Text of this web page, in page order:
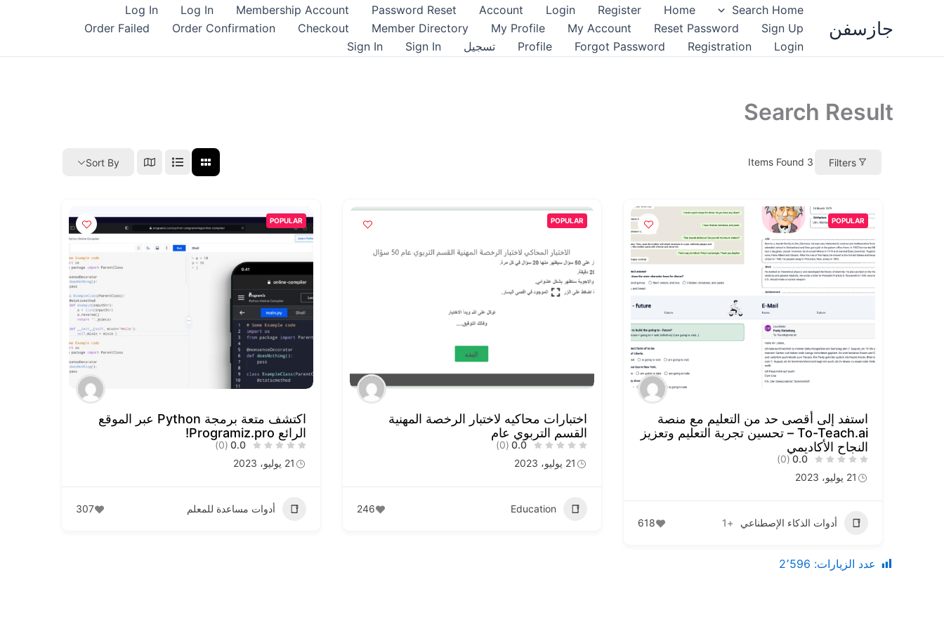
جازسفن
Search Home
Home
Register
Login
Account
Password Reset
Membership Account
Log In
Log In
Sign Up
Reset Password
My Account
My Profile
Member Directory
Checkout
Order Confirmation
Order Failed
Login
Registration
Forgot Password
Profile تسجيل Sign In
Sign In
Search Result
Filters
3
Sort By
POPULAR
استفد إلى أقصى حد من التعليم مع منصة
To-Teach.ai – تحسين تجربة التعليم وتعزيز
النجاح الأكاديمي
0.0
(0)
21 يوليو، 2023
أدوات الذكاء الإصطناعي +1
618
POPULAR
اختبارات محاكيه لاختبار الرخصة المهنية
القسم التربوي عام
0.0
(0)
21 يوليو، 2023
Education
246
POPULAR
اكتشف متعة برمجة Python عبر الموقع
الرائع Programiz.pro!
0.0
(0)
21 يوليو، 2023
أدوات مساعدة للمعلم 307
عدد الزيارات: 2٬596